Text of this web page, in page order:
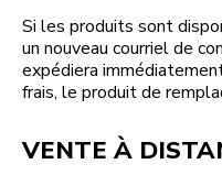
Si les produits sont
un nouveau courriel de
expédiera
frais, le produit de
VENTE À